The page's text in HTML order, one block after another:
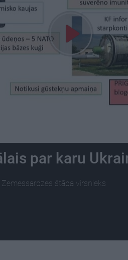
par karu
Zemessardzes štāba virsnieks